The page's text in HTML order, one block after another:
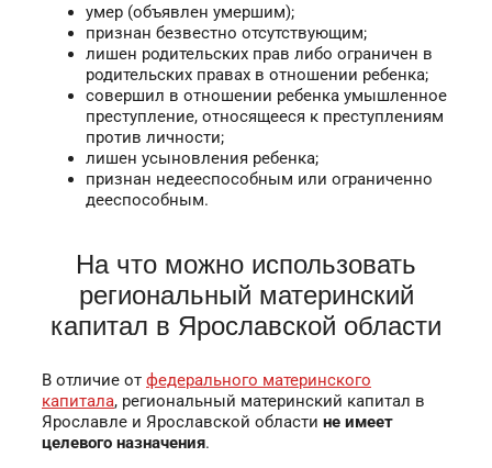
умер (объявлен умершим);
признан безвестно отсутствующим;
лишен родительских прав либо ограничен в
родительских правах в отношении ребенка;
совершил в отношении ребенка умышленное
преступление, относящееся к преступлениям
против личности;
лишен усыновления ребенка;
признан недееспособным или ограниченно
дееспособным.
На что можно использовать
региональный материнский
капитал в Ярославской области
В отличие от федерального материнского
капитала, региональный материнский капитал в
Ярославле и Ярославской области не имеет
целевого назначения.